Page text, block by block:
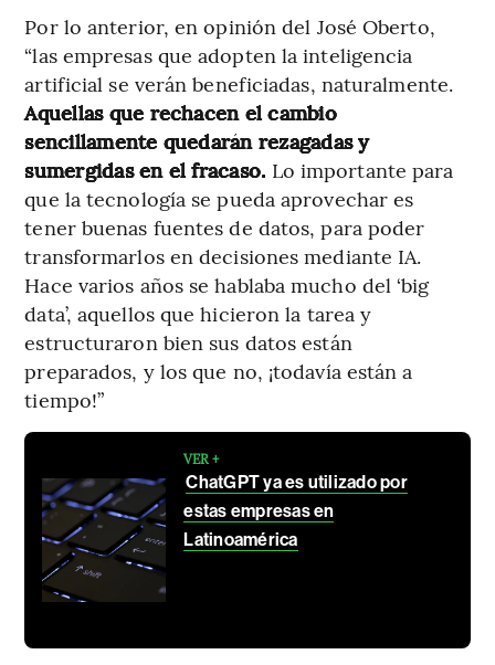
Por lo anterior, en opinión del José Oberto,
“las empresas que adopten la inteligencia
artificial se verán beneficiadas, naturalmente.
Aquellas que rechacen el cambio
sencillamente quedarán rezagadas y
sumergidas en el fracaso. Lo importante para
que la tecnología se pueda aprovechar es
tener buenas fuentes de datos, para poder
transformarlos en decisiones mediante IA.
Hace varios años se hablaba mucho del ‘big
data’, aquellos que hicieron la tarea y
estructuraron bien sus datos están
preparados, y los que no, ¡todavía están a
tiempo!”
VER +
ChatGPT ya es utilizado por
estas empresas en
Latinoamérica